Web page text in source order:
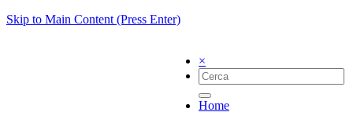
Skip to Main Content (Press Enter)
×
Home